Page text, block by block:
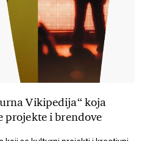
Vikipedija“ koja
projekte i brendove